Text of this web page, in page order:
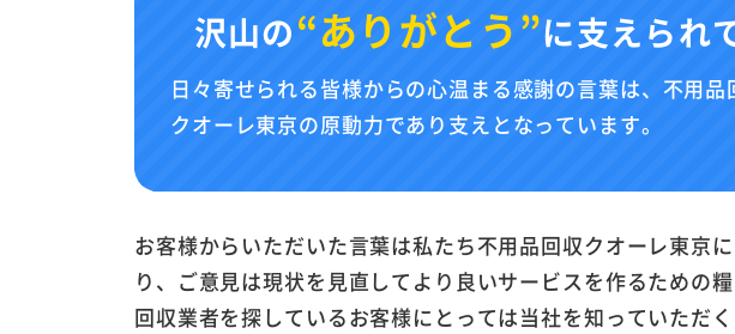
沢山の“ありがとう”に支えられ
日々寄せられる皆様からの心温まる感謝の言葉は、不用品
クオーレ東京の原動力であり支えとなっています。
お客様からいただいた言葉は私たち不用品回収クオーレ東京
り、ご意見は現状を見直してより良いサービスを作るための
回収業者を探しているお客様にとっては当社を知っていただ